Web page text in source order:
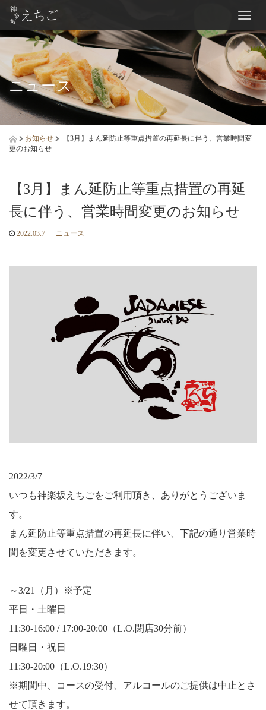
ニュース
お知らせ
【3月】まん延防止等重点措置の再延長に伴う、営業時間変
更のお知らせ
【3月】まん延防止等重点措置の再延
長に伴う、営業時間変更のお知らせ
2022.03.7 ニュース
2022/3/7
いつも神楽坂えちごをご利用頂き、ありがとうございま
す。
まん延防止等重点措置の再延長に伴い、下記の通り営業時
間を変更させていただきます。
～3/21（月）※予定
平日・土曜日
11:30-16:00 / 17:00-20:00（L.O.閉店30分前）
日曜日・祝日
11:30-20:00（L.O.19:30）
※期間中、コースの受付、アルコールのご提供は中止とさ
せて頂きます。